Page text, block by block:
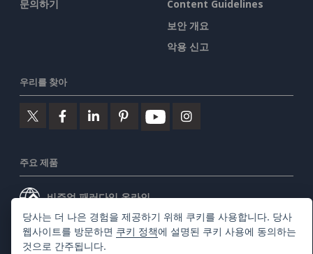
문의하기
Content Guidelines
보안 개요
악용 신고
우리를 찾아
주요 제품
비주얼 패러다임 온라인
비주얼 패러다임 데스크톱
당사는 더 나은 경험을 제공하기 위해 쿠키를 사용합니다. 당사
웹사이트를 방문하면 쿠키 정책에 설명된 쿠키 사용에 동의하는
것으로 간주됩니다.